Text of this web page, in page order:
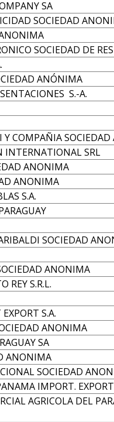
SA
SOCIEDAD
SOCIEDAD DE
ANÓNIMA
S.-A.
Y COMPAÑIA
INTERNATIONAL SRL
ANONIMA
ANONIMA
S.A.
SOCIEDAD
ANONIMA
REY S.R.L.
S.A.
ANONIMA
SA
ANONIMA
SOCIEDAD
IMPORT.
AGRICOLA DEL